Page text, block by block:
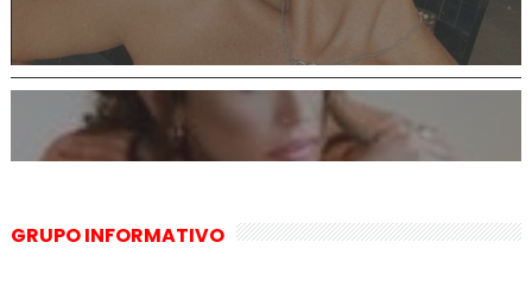
GRUPO INFORMATIVO